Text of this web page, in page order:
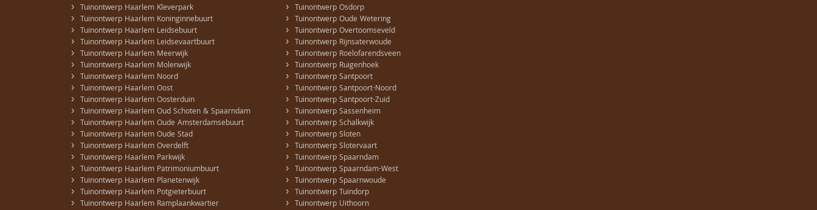
› Tuinontwerp Haarlem Kleverpark
› Tuinontwerp Haarlem Koninginnebuurt
› Tuinontwerp Haarlem Leidsebuurt
› Tuinontwerp Haarlem Leidsevaartbuurt
› Tuinontwerp Haarlem Meerwijk
› Tuinontwerp Haarlem Molenwijk
› Tuinontwerp Haarlem Noord
› Tuinontwerp Haarlem Oost
› Tuinontwerp Haarlem Oosterduin
› Tuinontwerp Haarlem Oud Schoten & Spaarndam
› Tuinontwerp Haarlem Oude Amsterdamsebuurt
› Tuinontwerp Haarlem Oude Stad
› Tuinontwerp Haarlem Overdelft
› Tuinontwerp Haarlem Parkwijk
› Tuinontwerp Haarlem Patrimoniumbuurt
› Tuinontwerp Haarlem Planetenwijk
› Tuinontwerp Haarlem Potgieterbuurt
› Tuinontwerp Haarlem Ramplaankwartier
› Tuinontwerp Osdorp
› Tuinontwerp Oude Wetering
› Tuinontwerp Overtoomseveld
› Tuinontwerp Rijnsaterwoude
› Tuinontwerp Roelofarendsveen
› Tuinontwerp Ruigenhoek
› Tuinontwerp Santpoort
› Tuinontwerp Santpoort-Noord
› Tuinontwerp Santpoort-Zuid
› Tuinontwerp Sassenheim
› Tuinontwerp Schalkwijk
› Tuinontwerp Sloten
› Tuinontwerp Slotervaart
› Tuinontwerp Spaarndam
› Tuinontwerp Spaarndam-West
› Tuinontwerp Spaarnwoude
› Tuinontwerp Tuindorp
› Tuinontwerp Uithoorn